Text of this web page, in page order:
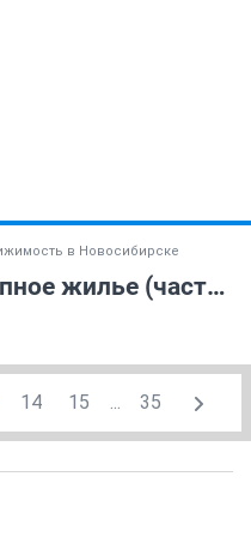
в Новосибирске
Молодая семья-доступное жилье (часть 4)
14 15 ... 35